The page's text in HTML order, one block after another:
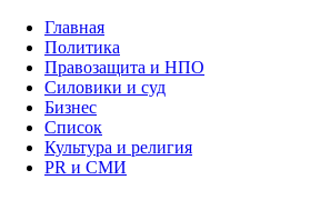
Главная
Политика
Правозащита и НПО
Силовики и суд
Бизнес
Список
Культура и религия
PR и СМИ